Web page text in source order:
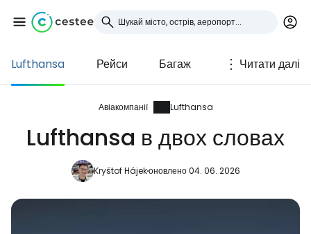
Lufthansa Рейси Багаж Читати далі
Авіакомпанії Lufthansa
Lufthansa в двох словах
Kryštof Hájekоновлено 04. 06. 2026
Увійдіть до Cestee
... світова туристична спільнота
Продовжуйте з Google